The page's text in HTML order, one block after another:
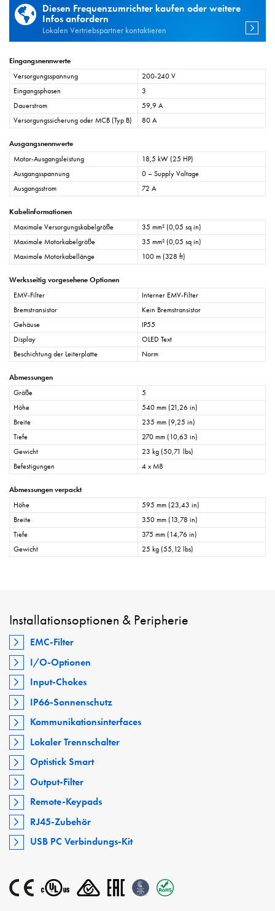
Diesen Frequenzumrichter kaufen oder weitere
Infos anfordern
Lokalen Vertriebspartner kontaktieren
Eingangsnennwerte
Versorgungsspannung
200-240 V
Eingangsphasen
3
Dauerstrom
59,9 A
Versorgungssicherung oder MCB (Typ B)
80 A
Ausgangsnennwerte
Motor-Ausgangsleistung
18,5 kW (25 HP)
Ausgangsspannung
0 – Supply Voltage
Ausgangsstrom
72 A
Kabelinformationen
Maximale Versorgungskabelgröße
35 mm² (0,05 sq in)
Maximale Motorkabelgröße
35 mm² (0,05 sq in)
Maximale Motorkabellänge
100 m (328 ft)
Werksseitig vorgesehene Optionen
EMV-Filter
Interner EMV-Filter
Bremstransistor
Kein Bremstransistor
Gehäuse
IP55
Display
OLED Text
Beschichtung der Leiterplatte
Norm
Abmessungen
Größe
5
Höhe
540 mm (21,26 in)
Breite
235 mm (9,25 in)
Tiefe
270 mm (10,63 in)
Gewicht
23 kg (50,71 lbs)
Befestigungen
4 x M8
Abmessungen verpackt
Höhe
595 mm (23,43 in)
Breite
350 mm (13,78 in)
Tiefe
375 mm (14,76 in)
Gewicht
25 kg (55,12 lbs)
Installationsoptionen & Peripherie
EMC-Filter
I/O-Optionen
Input-Chokes
IP66-Sonnenschutz
Kommunikationsinterfaces
Lokaler Trennschalter
Optistick Smart
Output-Filter
Remote-Keypads
RJ45-Zubehör
USB PC Verbindungs-Kit